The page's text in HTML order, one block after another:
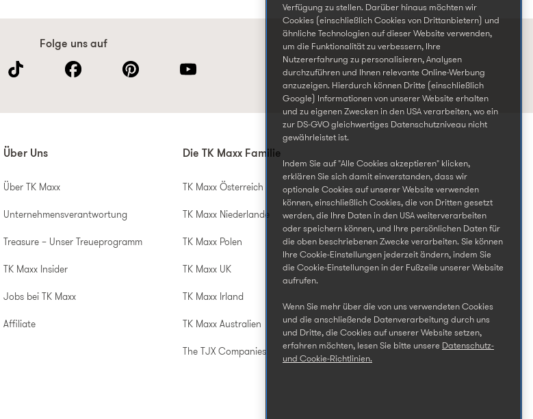
Folge uns auf
Über Uns
Über TK Maxx
Unternehmensverantwortung
Treasure – Unser Treueprogramm
TK Maxx Insider
Jobs bei TK Maxx
Affiliate
Die TK Maxx Familie
TK Maxx Österreich
TK Maxx Niederlande
TK Maxx Polen
TK Maxx UK
TK Maxx Irland
TK Maxx Australien
The TJX Companies
Verfügung zu stellen. Darüber hinaus möchten wir
Cookies (einschließlich Cookies von Drittanbietern) und
ähnliche Technologien auf dieser Website verwenden,
um die Funktionalität zu verbessern, Ihre
Nutzererfahrung zu personalisieren, Analysen
durchzuführen und Ihnen relevante Online-Werbung
anzuzeigen. Hierdurch können Dritte (einschließlich
Google) Informationen von unserer Website erhalten
und zu eigenen Zwecken in den USA verarbeiten, wo ein
zur DS-GVO gleichwertiges Datenschutzniveau nicht
gewährleistet ist.
Indem Sie auf "Alle Cookies akzeptieren" klicken,
erklären Sie sich damit einverstanden, dass wir
optionale Cookies auf unserer Website verwenden
können, einschließlich Cookies, die von Dritten gesetzt
werden, die Ihre Daten in den USA weiterverarbeiten
oder speichern können, und Ihre persönlichen Daten für
die oben beschriebenen Zwecke verarbeiten. Sie können
Ihre Cookie-Einstellungen jederzeit ändern, indem Sie
die Cookie-Einstellungen in der Fußzeile unserer Website
aufrufen.
Wenn Sie mehr über die von uns verwendeten Cookies
und die anschließende Datenverarbeitung durch uns
und Dritte, die Cookies auf unserer Website setzen,
erfahren möchten, lesen Sie bitte unsere Datenschutz-
und Cookie-Richtlinien.